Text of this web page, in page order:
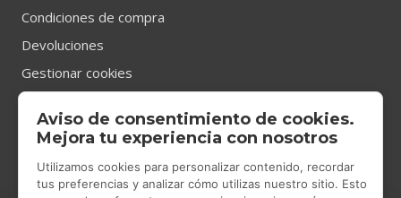
Condiciones de compra
Devoluciones
Gestionar cookies
CONTACTO
Aviso de consentimiento de cookies.
Mejora tu experiencia con nosotros
Utilizamos cookies para personalizar contenido, recordar
tus preferencias y analizar cómo utilizas nuestro sitio. Esto